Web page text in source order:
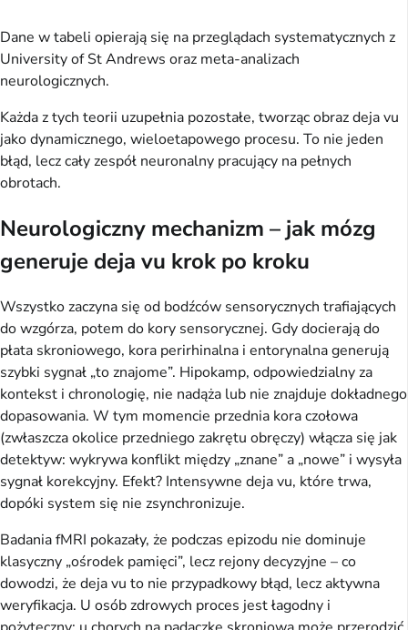
Dane w tabeli opierają się na przeglądach systematycznych z
University of St Andrews oraz meta-analizach
neurologicznych.
Każda z tych teorii uzupełnia pozostałe, tworząc obraz deja vu
jako dynamicznego, wieloetapowego procesu. To nie jeden
błąd, lecz cały zespół neuronalny pracujący na pełnych
obrotach.
Neurologiczny mechanizm – jak mózg
generuje deja vu krok po kroku
Wszystko zaczyna się od bodźców sensorycznych trafiających
do wzgórza, potem do kory sensorycznej. Gdy docierają do
płata skroniowego, kora perirhinalna i entorynalna generują
szybki sygnał „to znajome”. Hipokamp, odpowiedzialny za
kontekst i chronologię, nie nadąża lub nie znajduje dokładnego
dopasowania. W tym momencie przednia kora czołowa
(zwłaszcza okolice przedniego zakrętu obręczy) włącza się jak
detektyw: wykrywa konflikt między „znane” a „nowe” i wysyła
sygnał korekcyjny. Efekt? Intensywne deja vu, które trwa,
dopóki system się nie zsynchronizuje.
Badania fMRI pokazały, że podczas epizodu nie dominuje
klasyczny „ośrodek pamięci”, lecz rejony decyzyjne – co
dowodzi, że deja vu to nie przypadkowy błąd, lecz aktywna
weryfikacja. U osób zdrowych proces jest łagodny i